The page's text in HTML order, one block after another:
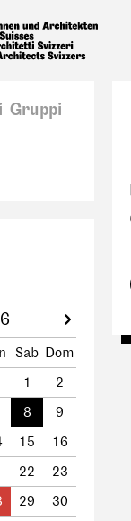
Gruppi
Sab Dom
1
2
8
9
15
16
22
23
29
30